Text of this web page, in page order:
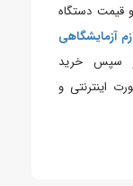
و قیمت دستگاه
آزمایشگاهی
و سپس خرید
اینترنتی و